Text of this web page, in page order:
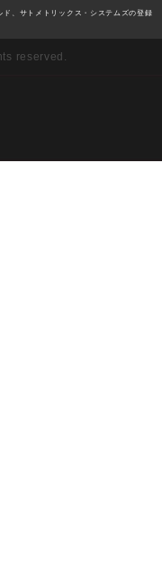
、サトメトリックス・システムズの登録
reserved.